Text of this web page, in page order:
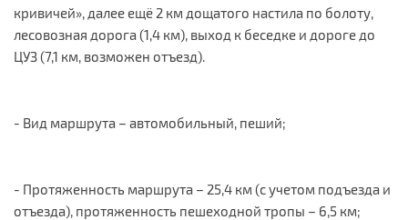
кривичей», далее ещё 2 км дощатого настила по болоту,
лесовозная дорога (1,4 км), выход к беседке и дороге до
ЦУЗ (7,1 км, возможен отъезд).
- Вид маршрута – автомобильный, пеший;
- Протяженность маршрута – 25,4 км (с учетом подъезда и
отъезда), протяженность пешеходной тропы – 6,5 км;